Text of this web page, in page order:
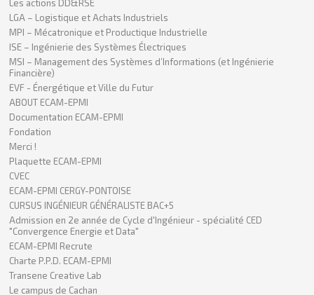
Les actions DD&RSE
LGA – Logistique et Achats Industriels
MPI – Mécatronique et Productique Industrielle
ISE – Ingénierie des Systèmes Électriques
MSI – Management des Systèmes d’Informations (et Ingénierie
Financière)
EVF - Énergétique et Ville du Futur
ABOUT ECAM-EPMI
Documentation ECAM-EPMI
Fondation
Merci !
Plaquette ECAM-EPMI
CVEC
ECAM-EPMI CERGY-PONTOISE
CURSUS INGÉNIEUR GÉNÉRALISTE BAC+5
Admission en 2e année de Cycle d'Ingénieur - spécialité CED
"Convergence Energie et Data"
ECAM-EPMI Recrute
Charte P.P.D. ECAM-EPMI
Transene Creative Lab
Le campus de Cachan